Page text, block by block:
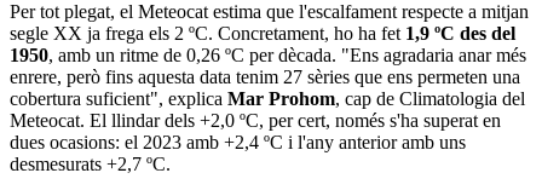
Per tot plegat, el Meteocat estima que l'escalfament respecte a mitjan
segle XX ja frega els 2 ºC. Concretament, ho ha fet 1,9 ºC des del
1950, amb un ritme de 0,26 ºC per dècada. "Ens agradaria anar més
enrere, però fins aquesta data tenim 27 sèries que ens permeten una
cobertura suficient", explica Mar Prohom, cap de Climatologia del
Meteocat. El llindar dels +2,0 ºC, per cert, només s'ha superat en
dues ocasions: el 2023 amb +2,4 ºC i l'any anterior amb uns
desmesurats +2,7 ºC.